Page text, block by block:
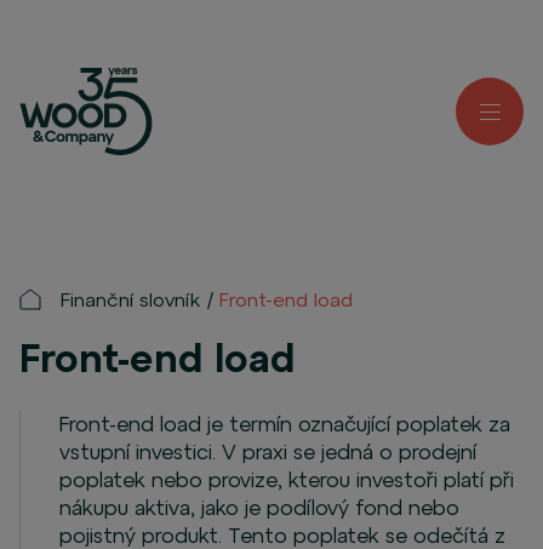
Finanční slovník Front-end load
Front-end load
Front-end load je termín označující poplatek za
vstupní investici. V praxi se jedná o prodejní
poplatek nebo provize, kterou investoři platí při
nákupu aktiva, jako je podílový fond nebo
pojistný produkt. Tento poplatek se odečítá z